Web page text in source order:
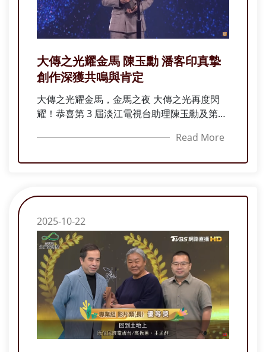
大傳之光耀金馬 陳玉勳 潘客印真摯
創作深獲共鳴與肯定
大傳之光耀金馬，金馬之夜 大傳之光再度閃
耀！恭喜第 3 屆淡江電視台助理陳玉勳及第24
Read More
2025-10-22